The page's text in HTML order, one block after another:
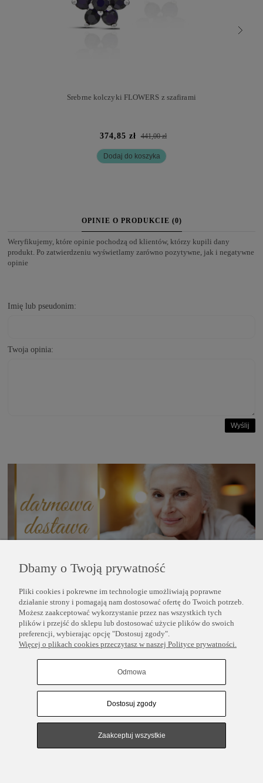
Srebrne kolczyki FLOWERS z szafirami
374,85 zł 441,00 zł
Dodaj do koszyka
OPINIE O PRODUKCIE (0)
Weryfikujemy, które opinie pochodzą od klientów, którzy kupili dany
produkt. Po zatwierdzeniu wyświetlamy zarówno pozytywne, jak i negatywne
opinie
Imię lub pseudonim:
Twoja opinia:
Wyślij
POMOC
INFORMACJE
Pokaż pełną wersję strony
Sklep internetowy Shoper.pl
Dbamy o Twoją prywatność
Pliki cookies i pokrewne im technologie umożliwiają poprawne
działanie strony i pomagają nam dostosować ofertę do Twoich potrzeb.
Możesz zaakceptować wykorzystanie przez nas wszystkich tych
plików i przejść do sklepu lub dostosować użycie plików do swoich
preferencji, wybierając opcję "Dostosuj zgody".
Więcej o plikach cookies przeczytasz w naszej Polityce prywatności.
Odmowa
Dostosuj zgody
Zaakceptuj wszystkie